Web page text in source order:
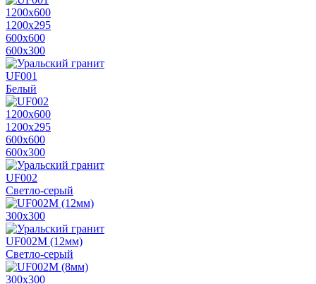
1200х600
1200х295
600х600
600х300
UF001
Белый
1200х600
1200х295
600х600
600х300
UF002
Светло-серый
300х300
UF002M (12мм)
Светло-серый
300х300